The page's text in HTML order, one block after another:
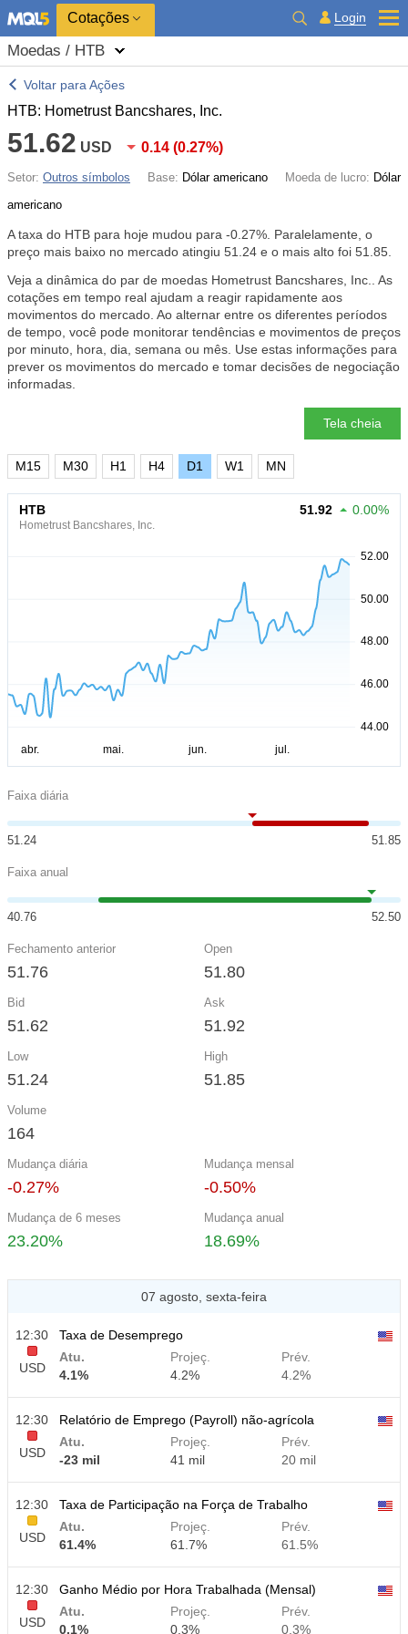
Cotações Login
Moedas / HTB
Voltar para Ações
HTB: Hometrust Bancshares, Inc.
51.62 USD 0.14 (0.27%)
Setor: Outros símbolos Base: Dólar americano Moeda de lucro: Dólar
americano
A taxa do HTB para hoje mudou para -0.27% . Paralelamente, o
preço mais baixo no mercado atingiu 51.24 e o mais alto foi 51.85.
Veja a dinâmica do par de moedas Hometrust Bancshares, Inc.. As
cotações em tempo real ajudam a reagir rapidamente aos
movimentos do mercado. Ao alternar entre os diferentes períodos
de tempo, você pode monitorar tendências e movimentos de preços
por minuto, hora, dia, semana ou mês. Use estas informações para
prever os movimentos do mercado e tomar decisões de negociação
informadas.
Tela cheia
M15 M30 H1 H4 D1 W1 MN
HTB
Hometrust Bancshares, Inc.
51.92 0.00%
Faixa diária
51.24 51.85
Faixa anual
40.76 52.50
Fechamento anterior
51.76
Open
51.80
Bid
51.62
Ask
51.92
Low
51.24
High
51.85
Volume
164
Mudança diária
-0.27%
Mudança mensal
-0.50%
Mudança de 6 meses
23.20%
Mudança anual
18.69%
07 agosto, sexta-feira
12:30
USD
Taxa de Desemprego
Atu.
4.1%
Projeç.
4.2%
Prév.
4.2%
12:30
USD
Relatório de Emprego (Payroll) não-agrícola
Atu.
-23 mil
Projeç.
41 mil
Prév.
20 mil
12:30
USD
Taxa de Participação na Força de Trabalho
Atu.
61.4%
Projeç.
61.7%
Prév.
61.5%
12:30
USD
Ganho Médio por Hora Trabalhada (Mensal)
Atu.
0.1%
Projeç.
0.3%
Prév.
0.3%